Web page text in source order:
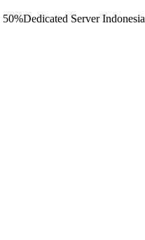
50%Dedicated Server Indonesia